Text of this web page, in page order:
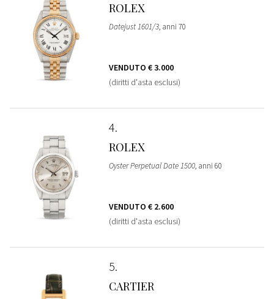
ROLEX
Datejust 1601/3, anni 70
VENDUTO € 3.000
(diritti d'asta esclusi)
4
ROLEX
Oyster Perpetual Date 1500, anni 60
VENDUTO € 2.600
(diritti d'asta esclusi)
5
CARTIER